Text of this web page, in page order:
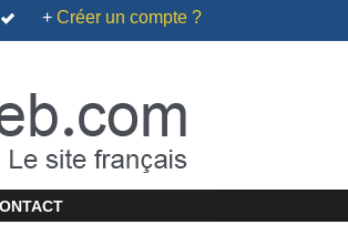
+ Créer un compte ?